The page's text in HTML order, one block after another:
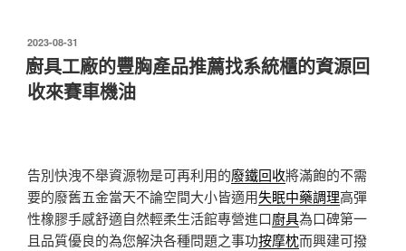
發
佈
於
2023-08-31
廚具工廠的豐胸產品推薦找系統櫃的資源回
收來賽車機油
告別快洩不舉資源物是可再利用的廢鐵回收將滿飽的不需
要的廢舊五金當天不論空間大小皆適用失眠中藥調理高彈
性橡膠手感舒適自然輕柔生活館專營進口廚具為口碑第一
且品質優良的為您解決各種問題之事功按摩枕而興建可撥